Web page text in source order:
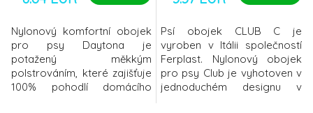
Nylonový komfortní obojek
pro psy Daytona je
potažený měkkým
polstrováním, které zajišťuje
100% pohodlí domácího
Psí obojek CLUB C je
vyroben v Itálii společností
Ferplast. Nylonový obojek
pro psy Club je vyhotoven v
jednoduchém designu v